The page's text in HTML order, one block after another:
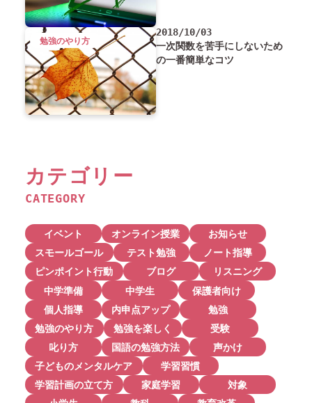
2018/10/03
一次関数を苦手にしないため
の一番簡単なコツ
勉強のやり方
カテゴリー
CATEGORY
イベント オンライン授業
お知らせ
スモールゴール
テスト勉強
ノート指導
ピンポイント行動
ブログ
リスニング
中学準備
中学生
保護者向け
個人指導
内申点アップ
勉強
勉強のやり方
勉強を楽しく
受験
叱り方
国語の勉強方法
声かけ
子どものメンタルケア
学習習慣
学習計画の立て方
家庭学習
対象